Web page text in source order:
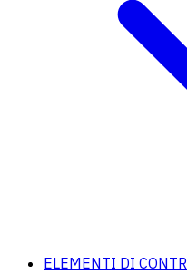
ELEMENTI DI